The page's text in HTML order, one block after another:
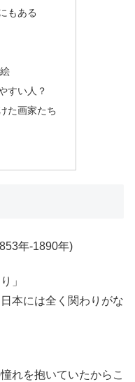
もある
すい人？
た画家たち
年-1890年)
」
本には全く関わりがな
れを抱いていたからこ